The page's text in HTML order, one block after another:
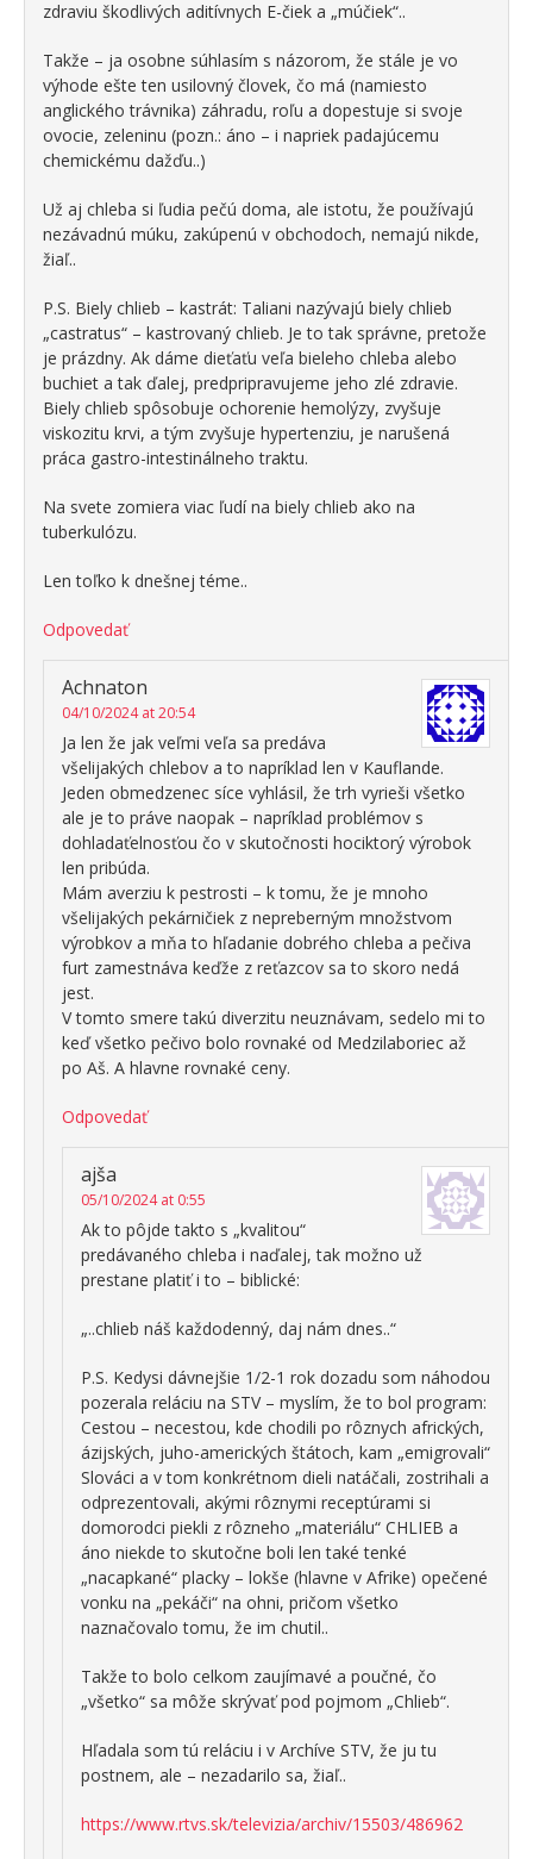
zdraviu škodlivých aditívnych E-čiek a „múčiek“..
Takže – ja osobne súhlasím s názorom, že stále je vo
výhode ešte ten usilovný človek, čo má (namiesto
anglického trávnika) záhradu, roľu a dopestuje si svoje
ovocie, zeleninu (pozn.: áno – i napriek padajúcemu
chemickému dažďu..)
Už aj chleba si ľudia pečú doma, ale istotu, že používajú
nezávadnú múku, zakúpenú v obchodoch, nemajú nikde,
žiaľ..
P.S. Biely chlieb – kastrát: Taliani nazývajú biely chlieb
„castratus“ – kastrovaný chlieb. Je to tak správne, pretože
je prázdny. Ak dáme dieťaťu veľa bieleho chleba alebo
buchiet a tak ďalej, predpripravujeme jeho zlé zdravie.
Biely chlieb spôsobuje ochorenie hemolýzy, zvyšuje
viskozitu krvi, a tým zvyšuje hypertenziu, je narušená
práca gastro-intestinálneho traktu.
Na svete zomiera viac ľudí na biely chlieb ako na
tuberkulózu.
Len toľko k dnešnej téme..
Odpovedať
Achnaton
04/10/2024 at 20:54
Ja len že jak veľmi veľa sa predáva
všelijakých chlebov a to napríklad len v Kauflande.
Jeden obmedzenec síce vyhlásil, že trh vyrieši všetko
ale je to práve naopak – napríklad problémov s
dohladaťelnosťou čo v skutočnosti hociktorý výrobok
len pribúda.
Mám averziu k pestrosti – k tomu, že je mnoho
všelijakých pekárničiek z nepreberným množstvom
výrobkov a mňa to hľadanie dobrého chleba a pečiva
furt zamestnáva keďže z reťazcov sa to skoro nedá
jest.
V tomto smere takú diverzitu neuznávam, sedelo mi to
keď všetko pečivo bolo rovnaké od Medzilaboriec až
po Aš. A hlavne rovnaké ceny.
Odpovedať
ajša
05/10/2024 at 0:55
Ak to pôjde takto s „kvalitou“
predávaného chleba i naďalej, tak možno už
prestane platiť i to – biblické:
„..chlieb náš každodenný, daj nám dnes..“
P.S. Kedysi dávnejšie 1/2-1 rok dozadu som náhodou
pozerala reláciu na STV – myslím, že to bol program:
Cestou – necestou, kde chodili po rôznych afrických,
ázijských, juho-amerických štátoch, kam „emigrovali“
Slováci a v tom konkrétnom dieli natáčali, zostrihali a
odprezentovali, akými rôznymi receptúrami si
domorodci piekli z rôzneho „materiálu“ CHLIEB a
áno niekde to skutočne boli len také tenké
„nacapkané“ placky – lokše (hlavne v Afrike) opečené
vonku na „pekáči“ na ohni, pričom všetko
naznačovalo tomu, že im chutil..
Takže to bolo celkom zaujímavé a poučné, čo
„všetko“ sa môže skrývať pod pojmom „Chlieb“.
Hľadala som tú reláciu i v Archíve STV, že ju tu
postnem, ale – nezadarilo sa, žiaľ..
https://www.rtvs.sk/televizia/archiv/15503/486962